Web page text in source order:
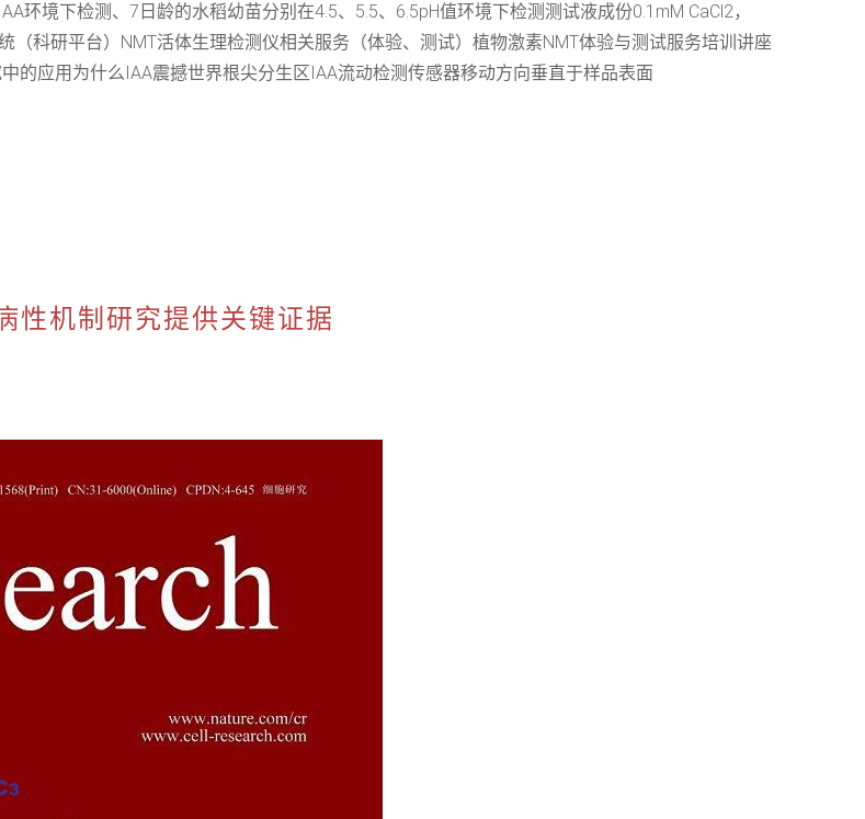
境下检测、7日龄的水稻幼苗分别在4.5、5.5、6.5pH值环境下检测测试液成份0.1mM CaCl2，
科研平台）NMT活体生理检测仪相关服务（体验、测试）植物激素NMT体验与测试服务培训讲座
的应用为什么IAA震撼世界根尖分生区IAA流动检测传感器移动方向垂直于样品表面
性机制研究提供关键证据